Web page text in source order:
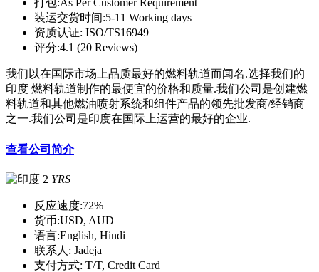
打包:As Per Customer Requirement
装运交货时间:5-11 Working days
资质认证: ISO/TS16949
评分:4.1 (20 Reviews)
我们以在国际市场上品质最好的燃料轨道而闻名.选择我们的
印度 燃料轨道制作的最便宜的价格和质量.我们公司是创建燃
料轨道和其他燃油喷射系统和组件产品的领先批发商/经销商
之一.我们公司是印度在国际上运营的最好的企业.
查看公司简介
2 YRS
反应速度:72%
货币:USD, AUD
语言:English, Hindi
联系人: Jadeja
支付方式: T/T, Credit Card